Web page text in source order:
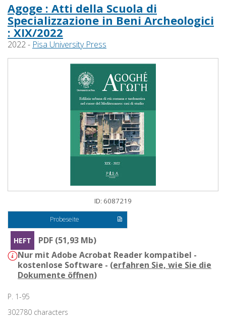
Agoge : Atti della Scuola di
Specializzazione in Beni Archeologici
: XIX/2022
2022 - Pisa University Press
ID: 6087219
Probeseite
HEFT
PDF (51,93 Mb)
Nur mit Adobe Acrobat Reader kompatibel -
kostenlose Software - (erfahren Sie, wie Sie die
Dokumente öffnen)
P. 1-95
302780 characters